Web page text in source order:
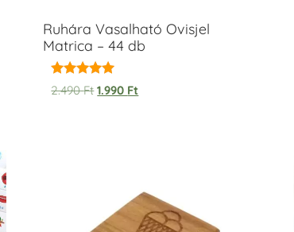
Ruhára Vasalható Ovisjel
Matrica – 44 db
Értékelés:
5.00
2.490Ft 1.990 Ft